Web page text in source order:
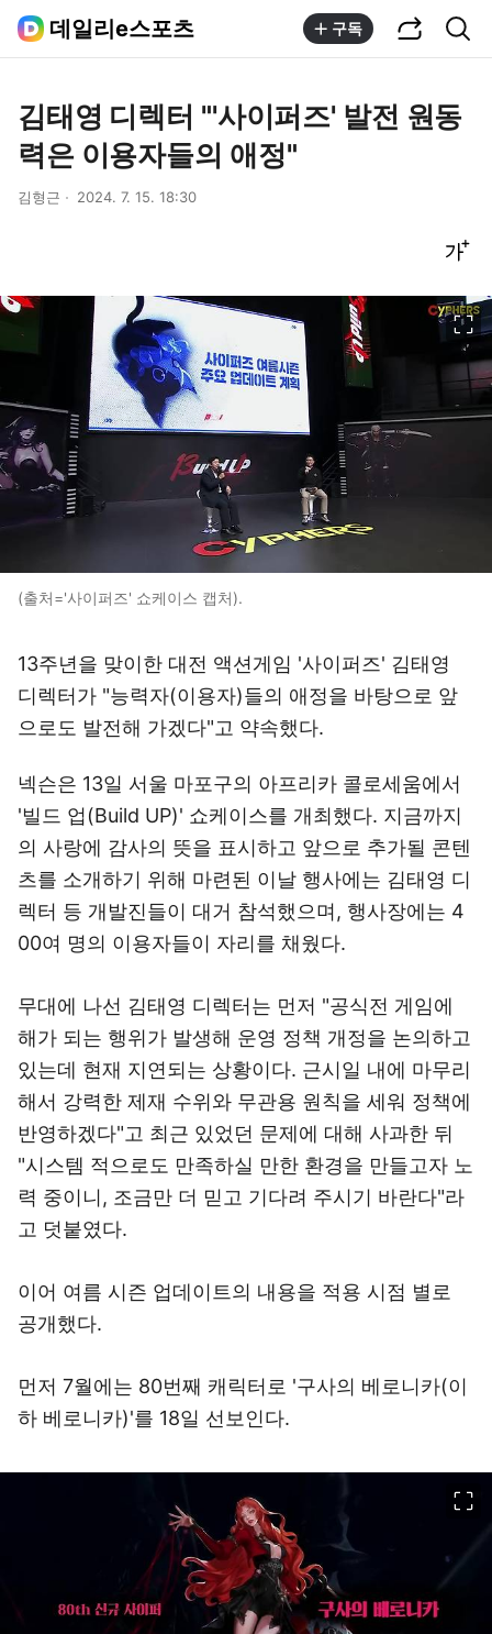
데일리e스포츠 구독
김태영 디렉터 "'사이퍼즈' 발전 원동
력은 이용자들의 애정"
김형근 2024. 7. 15. 18:30
(출처='사이퍼즈' 쇼케이스 캡처).
13주년을 맞이한 대전 액션게임 '사이퍼즈' 김태영
디렉터가 "능력자(이용자)들의 애정을 바탕으로 앞
으로도 발전해 가겠다"고 약속했다.
넥슨은 13일 서울 마포구의 아프리카 콜로세움에서
'빌드 업(Build UP)' 쇼케이스를 개최했다. 지금까지
의 사랑에 감사의 뜻을 표시하고 앞으로 추가될 콘텐
츠를 소개하기 위해 마련된 이날 행사에는 김태영 디
렉터 등 개발진들이 대거 참석했으며, 행사장에는 4
00여 명의 이용자들이 자리를 채웠다.
무대에 나선 김태영 디렉터는 먼저 "공식전 게임에
해가 되는 행위가 발생해 운영 정책 개정을 논의하고
있는데 현재 지연되는 상황이다. 근시일 내에 마무리
해서 강력한 제재 수위와 무관용 원칙을 세워 정책에
반영하겠다"고 최근 있었던 문제에 대해 사과한 뒤
"시스템 적으로도 만족하실 만한 환경을 만들고자 노
력 중이니, 조금만 더 믿고 기다려 주시기 바란다"라
고 덧붙였다.
이어 여름 시즌 업데이트의 내용을 적용 시점 별로
공개했다.
먼저 7월에는 80번째 캐릭터로 '구사의 베로니카(이
하 베로니카)'를 18일 선보인다.